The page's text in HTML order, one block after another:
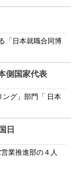
「日本就職合同博
側国家代表
ング」部門「 日本
日
業推進部の４人